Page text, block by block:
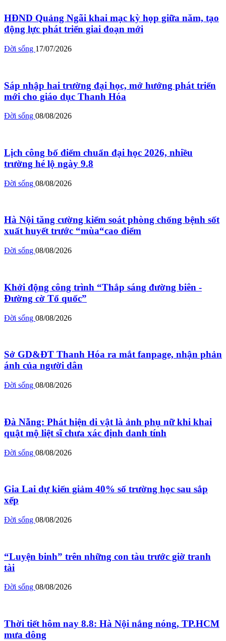
HĐND Quảng Ngãi khai mạc kỳ họp giữa năm, tạo
động lực phát triển giai đoạn mới
Đời sống 17/07/2026
Sáp nhập hai trường đại học, mở hướng phát triển
mới cho giáo dục Thanh Hóa
Đời sống 08/08/2026
Lịch công bố điểm chuẩn đại học 2026, nhiều
trường hé lộ ngày 9.8
Đời sống 08/08/2026
Hà Nội tăng cường kiểm soát phòng chống bệnh sốt
xuất huyết trước “mùa“cao điểm
Đời sống 08/08/2026
Khởi động công trình “Thắp sáng đường biên -
Đường cờ Tổ quốc”
Đời sống 08/08/2026
Sở GD&ĐT Thanh Hóa ra mắt fanpage, nhận phản
ánh của người dân
Đời sống 08/08/2026
Đà Nẵng: Phát hiện di vật là ảnh phụ nữ khi khai
quật mộ liệt sĩ chưa xác định danh tính
Đời sống 08/08/2026
Gia Lai dự kiến giảm 40% số trường học sau sắp
xếp
Đời sống 08/08/2026
“Luyện binh” trên những con tàu trước giờ tranh
tài
Đời sống 08/08/2026
Thời tiết hôm nay 8.8: Hà Nội nắng nóng, TP.HCM
mưa dông